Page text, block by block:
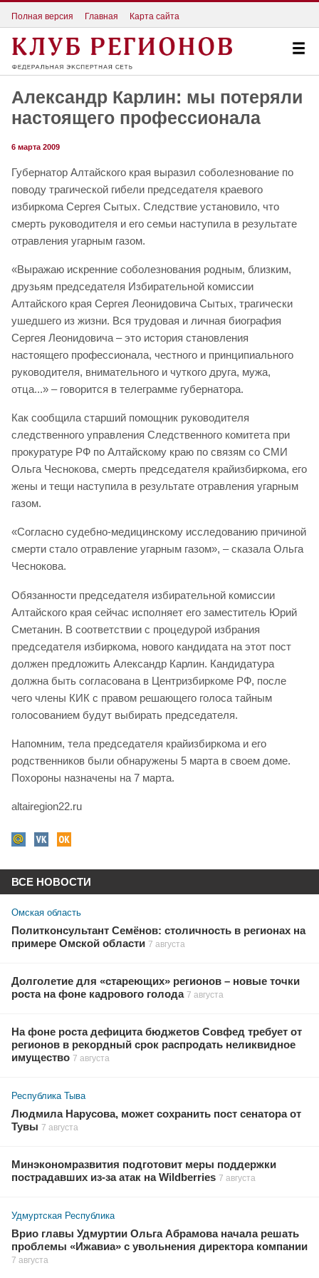
Полная версия Главная Карта сайта
Александр Карлин: мы потеряли
настоящего профессионала
6 марта 2009
Губернатор Алтайского края выразил соболезнование по
поводу трагической гибели председателя краевого
избиркома Сергея Сытых. Следствие установило, что
смерть руководителя и его семьи наступила в результате
отравления угарным газом.
«Выражаю искренние соболезнования родным, близким,
друзьям председателя Избирательной комиссии
Алтайского края Сергея Леонидовича Сытых, трагически
ушедшего из жизни. Вся трудовая и личная биография
Сергея Леонидовича – это история становления
настоящего профессионала, честного и принципиального
руководителя, внимательного и чуткого друга, мужа,
отца...» – говорится в телеграмме губернатора.
Как сообщила старший помощник руководителя
следственного управления Следственного комитета при
прокуратуре РФ по Алтайскому краю по связям со СМИ
Ольга Чеснокова, смерть председателя крайизбиркома, его
жены и тещи наступила в результате отравления угарным
газом.
«Согласно судебно-медицинскому исследованию причиной
смерти стало отравление угарным газом», – сказала Ольга
Чеснокова.
Обязанности председателя избирательной комиссии
Алтайского края сейчас исполняет его заместитель Юрий
Сметанин. В соответствии с процедурой избрания
председателя избиркома, нового кандидата на этот пост
должен предложить Александр Карлин. Кандидатура
должна быть согласована в Центризбиркоме РФ, после
чего члены КИК с правом решающего голоса тайным
голосованием будут выбирать председателя.
Напомним, тела председателя крайизбиркома и его
родственников были обнаружены 5 марта в своем доме.
Похороны назначены на 7 марта.
altairegion22.ru
ВСЕ НОВОСТИ
Омская область
Политконсультант Семёнов: столичность в регионах на
примере Омской области 7 августа
Долголетие для «стареющих» регионов – новые точки
роста на фоне кадрового голода 7 августа
На фоне роста дефицита бюджетов Совфед требует от
регионов в рекордный срок распродать неликвидное
имущество 7 августа
Республика Тыва
Людмила Нарусова, может сохранить пост сенатора от
Тувы 7 августа
Минэкономразвития подготовит меры поддержки
пострадавших из-за атак на Wildberries 7 августа
Удмуртская Республика
Врио главы Удмуртии Ольга Абрамова начала решать
проблемы «Ижавиа» с увольнения директора компании
7 августа